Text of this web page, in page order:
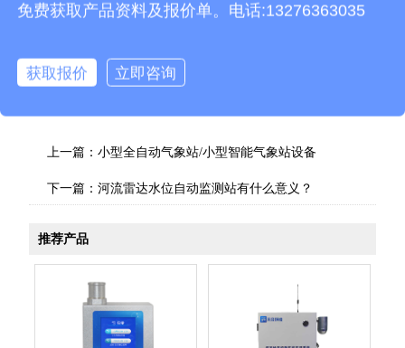
器，还可以应用在湖泊、潮汐、闸口、地下水管网、灌渠灌道
水位，还可以对流速、流量和雨量
上一篇： 小型全自动气象站/小型智能气象站设备
下一篇： 河流雷达水位自动监测站有什么意义？
推荐产品
免费获取产品资料及报价单。电话:13276363035
获取报价 立即咨询